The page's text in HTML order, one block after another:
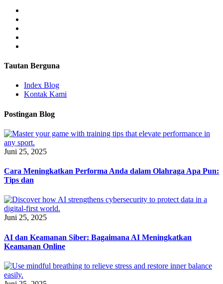
Tautan Berguna
Index Blog
Kontak Kami
Postingan Blog
Juni 25, 2025
Cara Meningkatkan Performa Anda dalam Olahraga Apa Pun:
Tips dan
Juni 25, 2025
AI dan Keamanan Siber: Bagaimana AI Meningkatkan
Keamanan Online